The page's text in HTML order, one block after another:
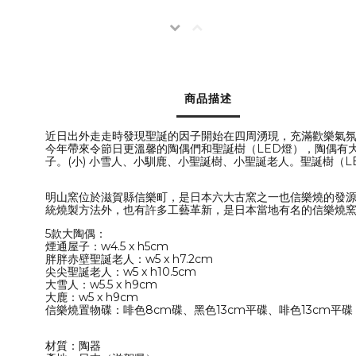
商品描述
近日出外走走時發現聖誕的因子開始在四周湧現，充滿歡樂氣
今年帶來令節日更溫馨的陶偶們和聖誕樹（LED燈），陶偶有
子。(小) 小雪人、小馴鹿、小聖誕樹、小聖誕老人。聖誕樹（
明山窯位於滋賀縣信樂町，是日本六大古窯之一也信樂燒的
統燒製方法外，也有許多工藝革新，是日本當地有名的信樂燒
5款大陶偶：
煙通屋子：w4.5 x h5cm
胖胖赤壁聖誕老人：w5 x h7.2cm
尖尖聖誕老人：w5 x h10.5cm
大雪人：w5.5 x h9cm
大鹿：w5 x h9cm
信樂燒置物碟：啡色8cm碟、黑色13cm平碟、啡色13cm平碟
材質：陶器